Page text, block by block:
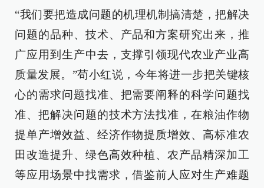
“我们要把造成问题的机理机制搞清楚，把解决
问题的品种、技术、产品和方案研究出来，推
广应用到生产中去，支撑引领现代农业产业高
质量发展。”苟小红说，今年将进一步把关键核
心的需求问题找准、把需要阐释的科学问题找
准、把解决问题的技术方法找准，在粮油作物
提单产增效益、经济作物提质增效、高标准农
田改造提升、绿色高效种植、农产品精深加工
等应用场景中找需求，借鉴前人应对生产难题